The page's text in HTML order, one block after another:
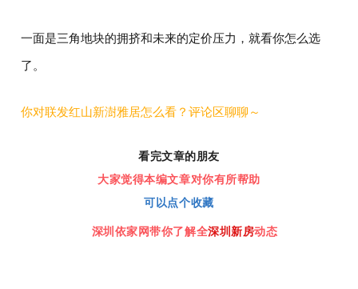
一面是三角地块的拥挤和未来的定价压力，就看你怎么选
了。
你对联发红山新澍雅居怎么看？评论区聊聊～
看完文章的朋友
大家觉得本编文章对你有所帮助
可以点个收藏
深圳依家网带你了解全深圳新房动态